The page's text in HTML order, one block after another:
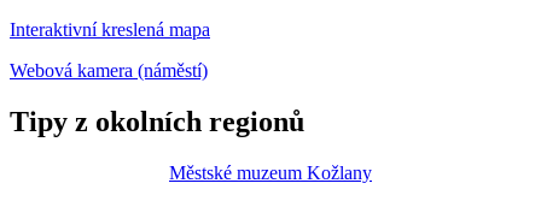
Interaktivní kreslená mapa
Webová kamera (náměstí)
Tipy z okolních regionů
Městské muzeum Kožlany